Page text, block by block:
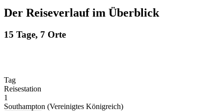
Der Reiseverlauf im Überblick
15 Tage, 7 Orte
Tag
Reisestation
1
Southampton (Vereinigtes Königreich)